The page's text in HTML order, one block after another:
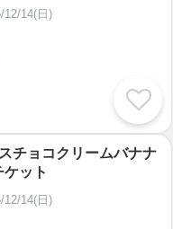
12/14(日)
チョコクリームバナナ
ット
12/14(日)